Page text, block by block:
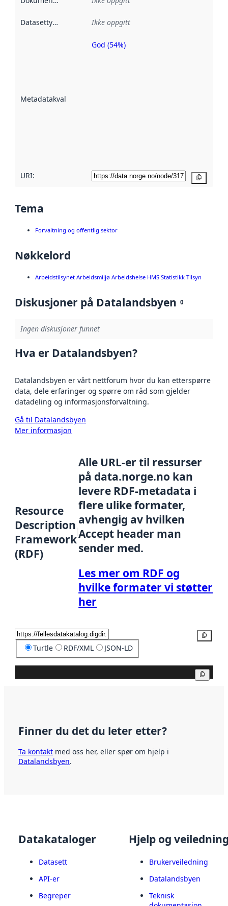
Datasettype Ikke oppgitt
Metadatakvalitet
Metadatakvalitet
God (54%)
URI:
Tema
Forvaltning og offentlig sektor
Nøkkelord
Arbeidstilsynet Arbeidsmiljø Arbeidshelse HMS Statistikk Tilsyn
Diskusjoner på Datalandsbyen 0
Ingen diskusjoner funnet
Hva er Datalandsbyen?
Datalandsbyen er vårt nettforum hvor du kan etterspørre
data, dele erfaringer og spørre om råd som gjelder
datadeling og informasjonsforvaltning.
Gå til Datalandsbyen
Mer informasjon
Resource
Description
Framework
(RDF)
Alle URL-er til ressurser
på data.norge.no kan
levere RDF-metadata i
flere ulike formater,
avhengig av hvilken
Accept header man
sender med.
Les mer om RDF og
hvilke formater vi støtter
her
Turtle RDF/XML JSON-LD
Finner du det du leter etter?
Ta kontakt med oss her, eller spør om hjelp i
Datalandsbyen.
Datakataloger
Datasett
API-er
Begreper
Hjelp og
Brukerveiledning
Datalandsbyen
Teknisk